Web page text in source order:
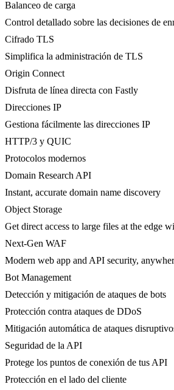
Balanceo de carga
Control detallado sobre las decisiones de
Cifrado TLS
Simplifica la administración de TLS
Origin Connect
Disfruta de línea directa con Fastly
Direcciones IP
Gestiona fácilmente las direcciones IP
HTTP/3 y QUIC
Protocolos modernos
Domain Research API
Instant, accurate domain name discovery
Object Storage
Get direct access to large files at the edge
Next-Gen WAF
Modern web app and API security,
Bot Management
Detección y mitigación de ataques de bots
Protección contra ataques de DDoS
Mitigación automática de ataques
Seguridad de la API
Protege los puntos de conexión de tus API
Protección en el lado del cliente